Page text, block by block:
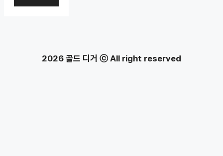
2026 골드 디거 ⓒ All right reserved